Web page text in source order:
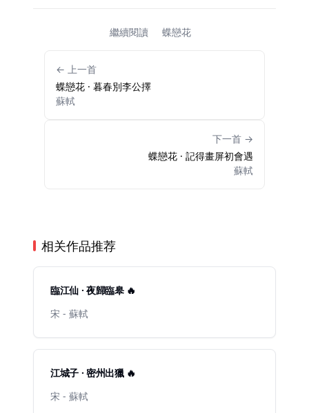
繼續閱讀 蝶戀花
← 上一首
蝶戀花 · 暮春別李公擇
蘇軾
下一首 →
蝶戀花 · 記得畫屏初會遇
蘇軾
相关作品推荐
臨江仙 · 夜歸臨皋 🔥
宋 - 蘇軾
江城子 · 密州出獵 🔥
宋 - 蘇軾